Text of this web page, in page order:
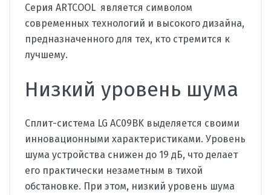
Серия ARTCOOL является символом
современных технологий и высокого дизайна,
предназначенного для тех, кто стремится к
лучшему.
Низкий уровень шума
Сплит-система LG AC09BK выделяется своими
инновационными характеристиками. Уровень
шума устройства снижен до 19 дБ, что делает
его практически незаметным в тихой
обстановке. При этом, низкий уровень шума